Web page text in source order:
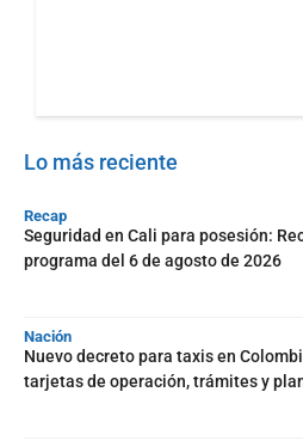
Lo más reciente
Recap
Seguridad en Cali para posesión:
programa del 6 de agosto de 2026
Nación
Nuevo decreto para taxis en
tarjetas de operación, trámites y